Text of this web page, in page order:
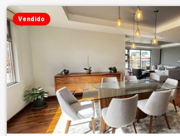
Vendido